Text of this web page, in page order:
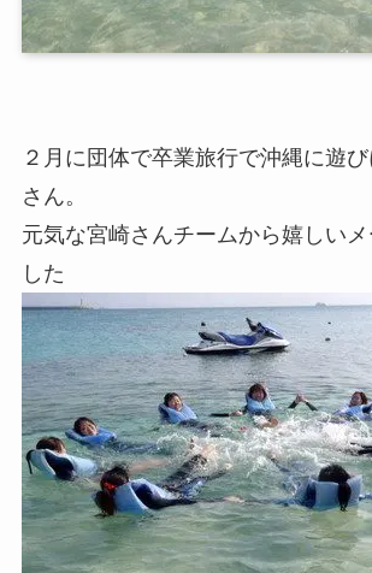
２月に団体で卒業旅行で沖縄に遊
さん。
元気な宮崎さんチームから嬉しい
した